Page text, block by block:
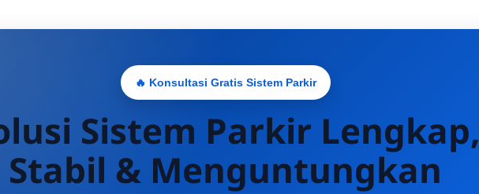
🔥 Konsultasi Gratis Sistem Parkir
Sistem Parkir Lengkap,
Stabil & Menguntungkan